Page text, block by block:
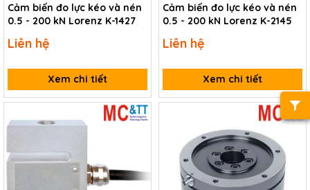
Cảm biến đo lực kéo và nén
0.5 - 200 kN Lorenz K-1427
Liên hệ
Xem chi tiết
Cảm biến đo lực kéo và nén
0.5 - 200 kN Lorenz K-2145
Liên hệ
Xem chi tiết